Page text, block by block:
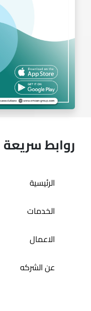
روابط سريعة
الرئيسية
الخدمات
الاعمال
عن الشركه